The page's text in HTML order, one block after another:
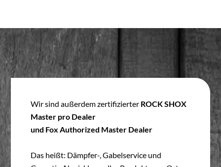
Wir sind außerdem zertifizierter ROCK SHOX
Master pro Dealer
und Fox Authorized Master Dealer
Das heißt: Dämpfer-, Gabelservice und